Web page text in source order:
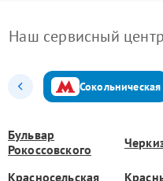
Наш сервисный
Сокольническая
Бульвар
Рокоссовского
Красносельская